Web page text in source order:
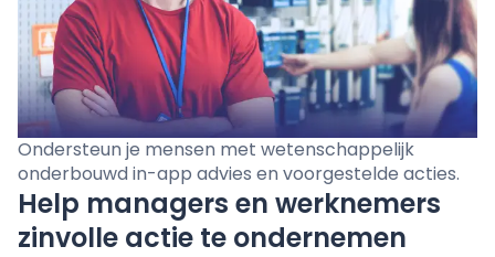
Prijzen
Taal: Nederlands
Contact verkoop
Ondersteun je mensen met wetenschappelijk
onderbouwd in-app advies en voorgestelde acties.
Help managers en werknemers
zinvolle actie te ondernemen